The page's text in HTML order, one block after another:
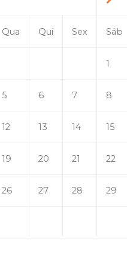
Qua Qui Sex Sáb
1
5 6 7 8
12 13 14 15
19 20 21 22
26 27 28 29